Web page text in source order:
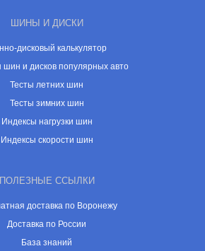
ШИНЫ И ДИСКИ
дисковый калькулятор
шин и дисков популярных авто
Тесты летних шин
Тесты зимних шин
Индексы нагрузки шин
Индексы скорости шин
ПОЛЕЗНЫЕ ССЫЛКИ
доставка по Воронежу
Доставка по России
База знаний